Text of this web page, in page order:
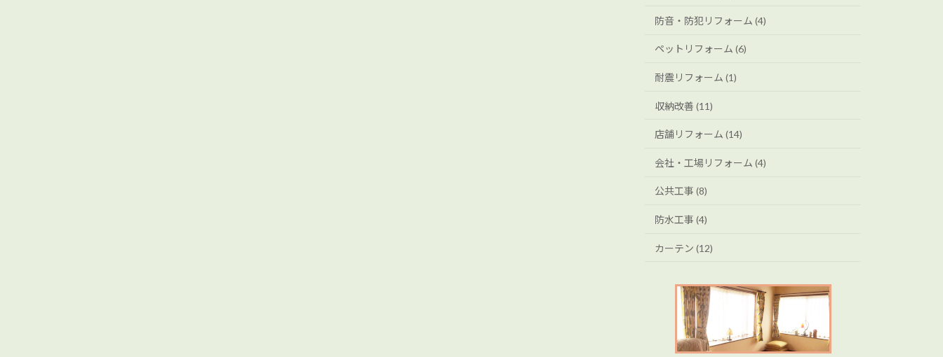
防音・防犯リフォーム (4)
ペットリフォーム (6)
耐震リフォーム (1)
収納改善 (11)
店舗リフォーム (14)
会社・工場リフォーム (4)
公共工事 (8)
防水工事 (4)
カーテン (12)